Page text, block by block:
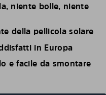
niente bolle, niente
della pellicola solare
in Europa
e facile da smontare